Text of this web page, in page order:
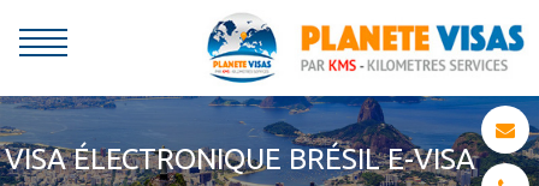
VISA ÉLECTRONIQUE BRÉSIL E-VISA